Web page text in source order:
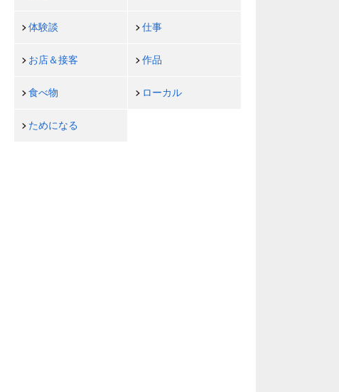
体験談 仕事
お店＆接客 作品
食べ物 ローカル
ためになる